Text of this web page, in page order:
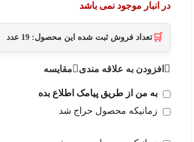
در انبار موجود نمی باشد
🛒 تعداد فروش ثبت شده این محصول: 19 عدد
افزودن به علاقه مندی مقایسه
به من از طریق پیامک اطلاع بده
زمانیکه محصول حراج شد